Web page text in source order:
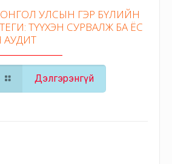
УЛСЫН ГЭР БҮЛИЙН
ТҮҮХЭН СУРВАЛЖ БА ЁС
АУДИТ
Дэлгэрэнгүй